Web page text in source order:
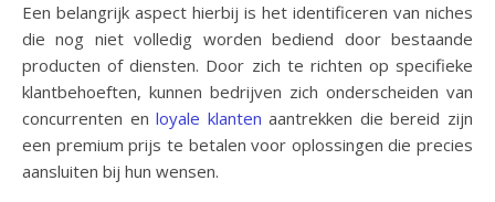
Een belangrijk aspect hierbij is het identificeren van niches
die nog niet volledig worden bediend door bestaande
producten of diensten. Door zich te richten op specifieke
klantbehoeften, kunnen bedrijven zich onderscheiden van
concurrenten enloyale klanten aantrekken die bereid zijn
een premium prijs te betalen voor oplossingen die precies
aansluiten bij hun wensen.